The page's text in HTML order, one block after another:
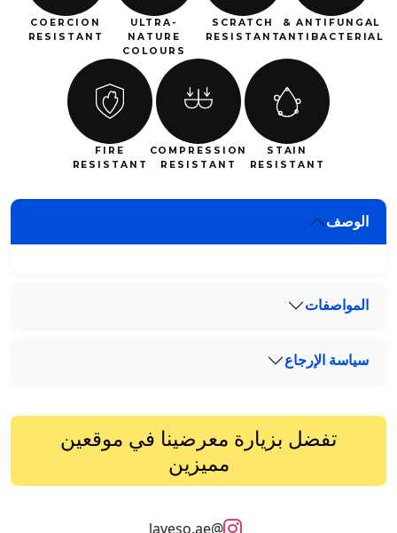
ANTIFUNGAL &
ANTIBACTERIAL
SCRATCH
RESISTANT
ULTRA-
NATURE
COLOURS
COERCION
RESISTANT
STAIN
RESISTANT
COMPRESSION
RESISTANT
FIRE
RESISTANT
الوصف
المواصفات
سياسة الإرجاع
تفضل بزيارة معرضينا في موقعين
مميزين
@laveso.ae